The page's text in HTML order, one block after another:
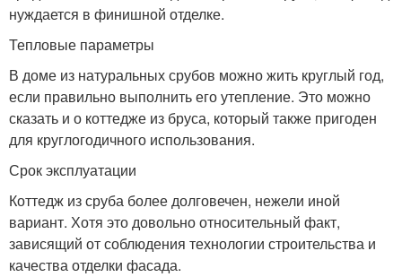
нуждается в финишной отделке.
Тепловые параметры
В доме из натуральных срубов можно жить круглый год,
если правильно выполнить его утепление. Это можно
сказать и о коттедже из бруса, который также пригоден
для круглогодичного использования.
Срок эксплуатации
Коттедж из сруба более долговечен, нежели иной
вариант. Хотя это довольно относительный факт,
зависящий от соблюдения технологии строительства и
качества отделки фасада.